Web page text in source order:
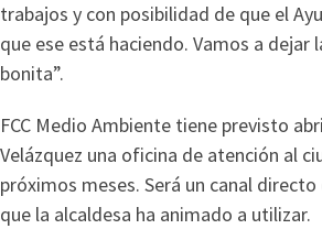
trabajos y con posibilidad de que el
que ese está haciendo. Vamos a dejar
bonita”.
FCC Medio Ambiente tiene previsto
Velázquez una oficina de atención al
próximos meses. Será un canal
que la alcaldesa ha animado a utilizar.